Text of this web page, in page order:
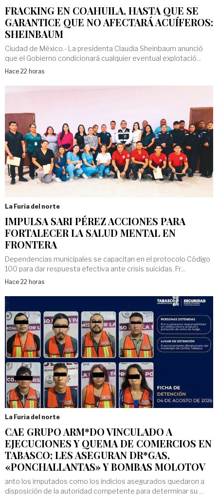
FRACKING EN COAHUILA, HASTA QUE SE
GARANTICE QUE NO AFECTARÁ ACUÍFEROS:
SHEINBAUM
Ciudad de México.- La presidenta Claudia Sheinbaum anunció
que el Gobierno condicionará cualquier eventual explotació...
Hace 22 horas
La Furia del norte
IMPULSA SARI PÉREZ ACCIONES PARA
FORTALECER LA SALUD MENTAL EN
FRONTERA
Dependencias municipales se capacitan en el protocolo Código
100 para dar respuesta efectiva ante crisis suicidas. Fr...
Hace 22 horas
La Furia del norte
CAE GRUPO ARM*DO VINCULADO A
EJECUCIONES Y QUEMA DE COMERCIOS EN
TABASCO; LES ASEGURAN DR*GAS,
«PONCHALLANTAS» Y BOMBAS MOLOTOV
anto los imputados como los indicios asegurados quedaron a
disposición de la autoridad competente para determinar su ...